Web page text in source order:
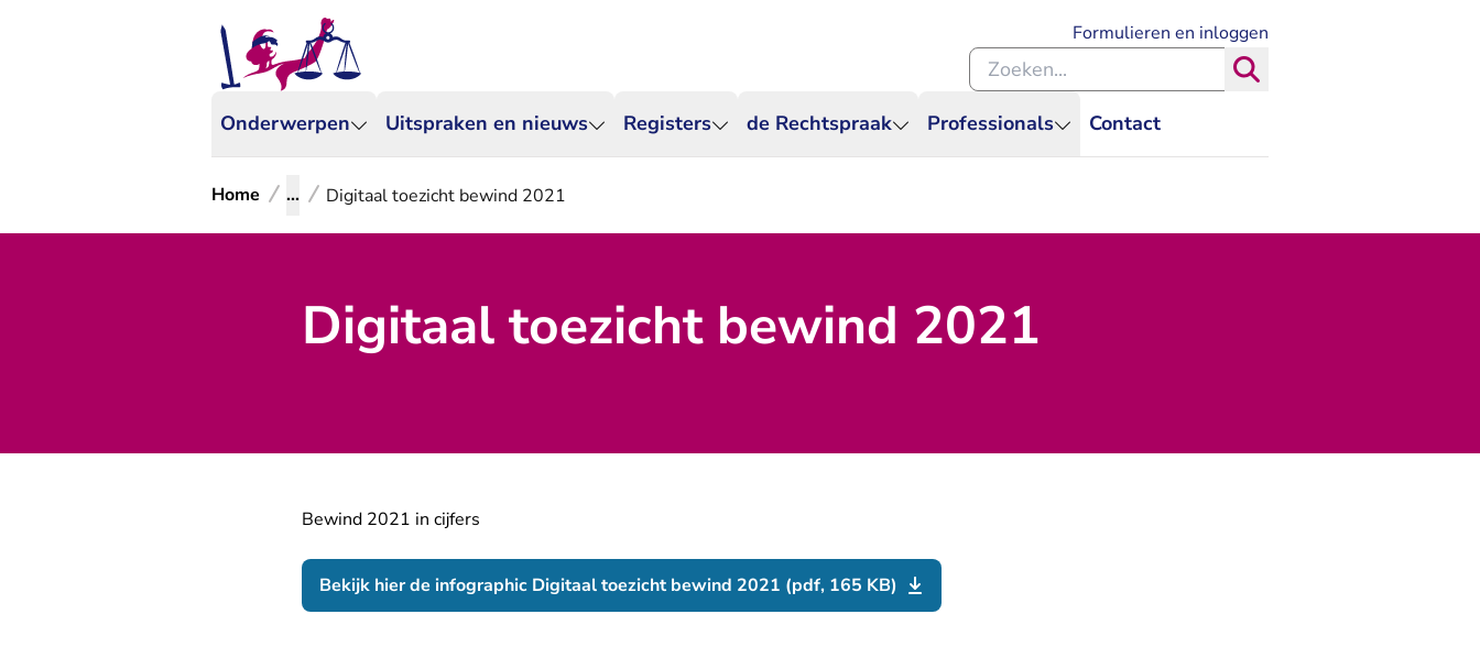
Onderwerpen Uitspraken en nieuws Registers de Rechtspraak Professionals Contact
Formulieren en inloggen
Zoeken binnen de Rechtspraak
Home ... Digitaal toezicht bewind 2021
Digitaal toezicht bewind 2021
Bewind 2021 in cijfers
Bekijk hier de infographic Digitaal toezicht bewind 2021 (pdf, 165 KB)